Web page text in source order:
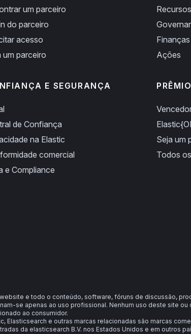
um parceiro
do parceiro
acesso
um parceiro
E SEGURANÇA
de Confiança
na Elastic
comercial
e Compliance
Finanças
Ações
Seja um
Todos
e todo o conteúdo, software, fóruns de discussão,
se apenas ao uso profissional. Nenhum uso deste site
ao consumidor.
Elasticsearch e outras marcas relacionadas são marcas
da elasticsearch B.V. nos Estados Unidos e em outros